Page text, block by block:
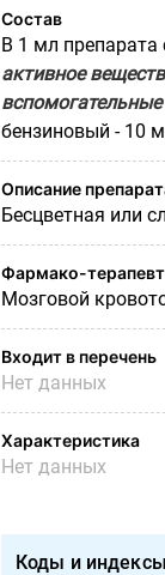
Состав
В 1 мл препарата
активное
бензиновый - 10
Описание
Бесцветная или
Фармако-
Мозговой
Входит в перечень
Нет данных
Характеристика
Нет данных
Коды и индексы